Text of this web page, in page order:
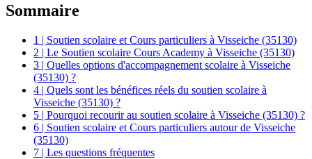
Sommaire
1 | Soutien scolaire et Cours particuliers à Visseiche (35130)
2 | Le Soutien scolaire Cours Academy à Visseiche (35130)
3 | Quelles options d'accompagnement scolaire à Visseiche
(35130) ?
4 | Quels sont les bénéfices réels du soutien scolaire à
Visseiche (35130) ?
5 | Pourquoi recourir au soutien scolaire à Visseiche (35130) ?
6 | Soutien scolaire et Cours particuliers autour de Visseiche
(35130)
7 | Les questions fréquentes